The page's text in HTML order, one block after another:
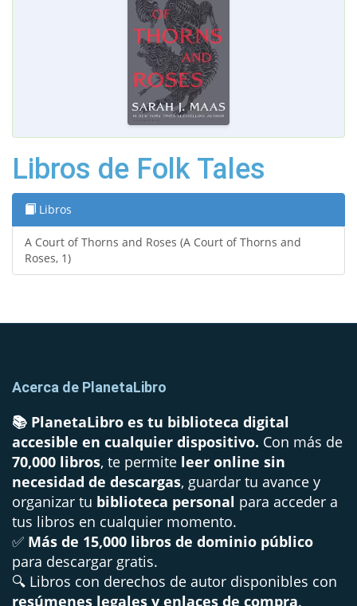
Libros de Folk Tales
Libros
A Court of Thorns and Roses (A Court of Thorns and
Roses, 1)
Acerca de PlanetaLibro
📚 PlanetaLibro es tu biblioteca digital
accesible en cualquier dispositivo. Con más de
70,000 libros, te permite leer online sin
necesidad de descargas, guardar tu avance y
organizar tu biblioteca personal para acceder a
tus libros en cualquier momento.
✅ Más de 15,000 libros de dominio público
para descargar gratis.
🔍 Libros con derechos de autor disponibles con
resúmenes legales y enlaces de compra.